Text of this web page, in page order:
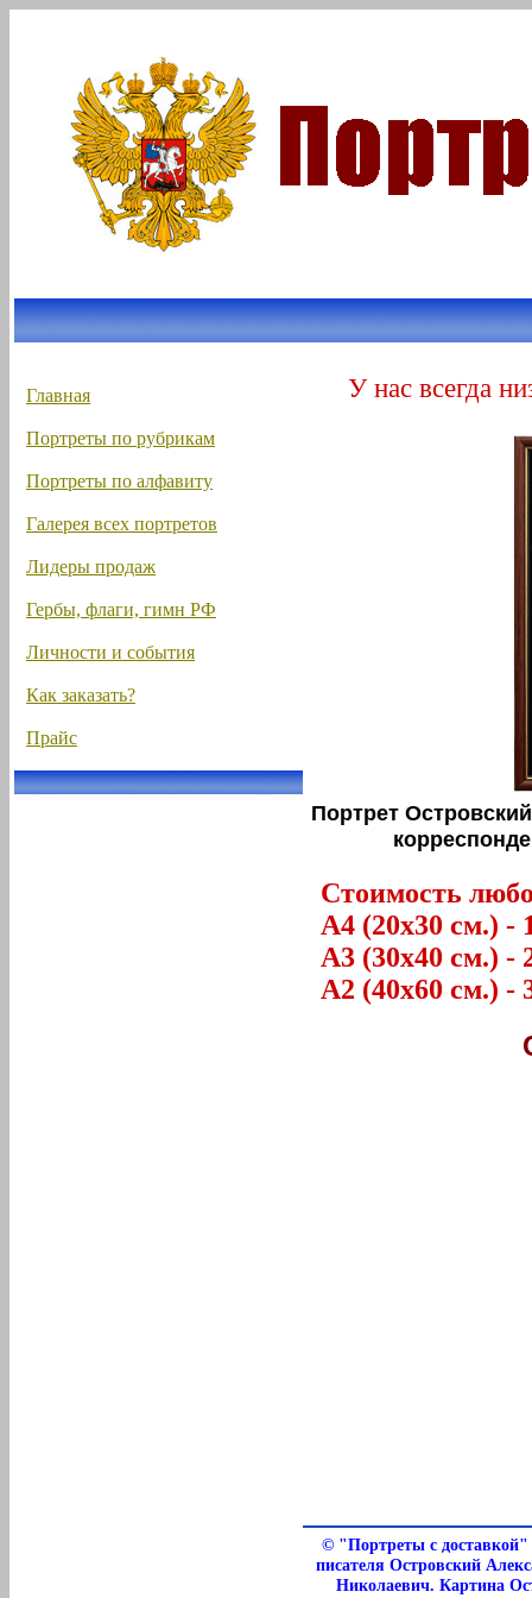
Главная
Портреты по рубрикам
Портреты по алфавиту
Галерея всех портретов
Лидеры продаж
Гербы, флаги, гимн РФ
Личности и события
Как заказать?
Прайс
У нас всегда
Портрет
Стоимость
А4 (20х30 см.) -
А3 (30х40 см.) -
А2 (40х60 см.) -
© "Портреты с
писателя Островский
Николаевич. Картина